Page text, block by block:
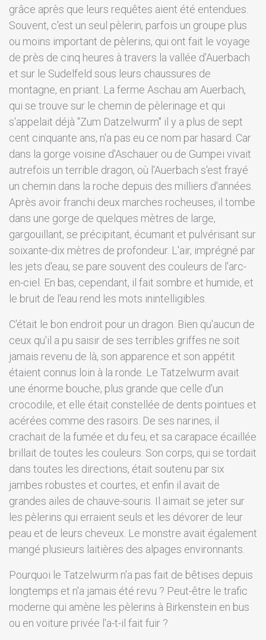
grâce après que leurs requêtes aient été entendues.
Souvent, c'est un seul pèlerin, parfois un groupe plus
ou moins important de pèlerins, qui ont fait le voyage
de près de cinq heures à travers la vallée d'Auerbach
et sur le Sudelfeld sous leurs chaussures de
montagne, en priant. La ferme Aschau am Auerbach,
qui se trouve sur le chemin de pèlerinage et qui
s'appelait déjà "Zum Datzelwurm" il y a plus de sept
cent cinquante ans, n'a pas eu ce nom par hasard. Car
dans la gorge voisine d'Aschauer ou de Gumpei vivait
autrefois un terrible dragon, où l'Auerbach s'est frayé
un chemin dans la roche depuis des milliers d'années.
Après avoir franchi deux marches rocheuses, il tombe
dans une gorge de quelques mètres de large,
gargouillant, se précipitant, écumant et pulvérisant sur
soixante-dix mètres de profondeur. L'air, imprégné par
les jets d'eau, se pare souvent des couleurs de l'arc-
en-ciel. En bas, cependant, il fait sombre et humide, et
le bruit de l'eau rend les mots inintelligibles.
C'était le bon endroit pour un dragon. Bien qu'aucun de
ceux qu'il a pu saisir de ses terribles griffes ne soit
jamais revenu de là, son apparence et son appétit
étaient connus loin à la ronde. Le Tatzelwurm avait
une énorme bouche, plus grande que celle d'un
crocodile, et elle était constellée de dents pointues et
acérées comme des rasoirs. De ses narines, il
crachait de la fumée et du feu, et sa carapace écaillée
brillait de toutes les couleurs. Son corps, qui se tordait
dans toutes les directions, était soutenu par six
jambes robustes et courtes, et enfin il avait de
grandes ailes de chauve-souris. Il aimait se jeter sur
les pèlerins qui erraient seuls et les dévorer de leur
peau et de leurs cheveux. Le monstre avait également
mangé plusieurs laitières des alpages environnants.
Pourquoi le Tatzelwurm n'a pas fait de bêtises depuis
longtemps et n'a jamais été revu ? Peut-être le trafic
moderne qui amène les pèlerins à Birkenstein en bus
ou en voiture privée l'a-t-il fait fuir ?